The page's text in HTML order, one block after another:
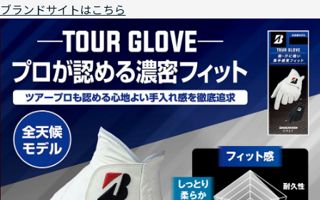
ブランドサイトはこちら